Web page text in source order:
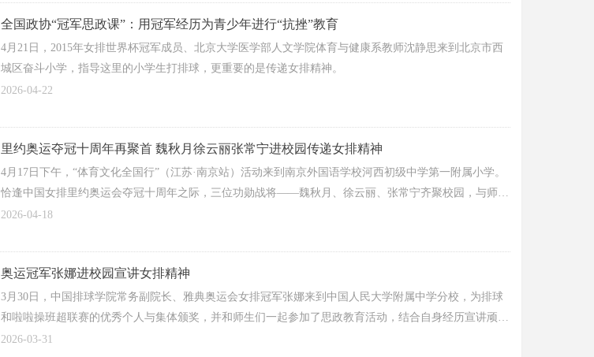
全国政协“冠军思政课”：用冠军经历为青少年进行“抗挫”教育
4月21日，2015年女排世界杯冠军成员、北京大学医学部人文学院体育与健康系教师沈静思来到北京市西
城区奋斗小学，指导这里的小学生打排球，更重要的是传递女排精神。
2026-04-22
里约奥运夺冠十周年再聚首 魏秋月徐云丽张常宁进校园传递女排精神
4月17日下午，“体育文化全国行”（江苏·南京站）活动来到南京外国语学校河西初级中学第一附属小学。
恰逢中国女排里约奥运会夺冠十周年之际，三位功勋战将——魏秋月、徐云丽、张常宁齐聚校园，与师生
们面对面交流，共同传递女排精神的温暖与力量。
2026-04-18
奥运冠军张娜进校园宣讲女排精神
3月30日，中国排球学院常务副院长、雅典奥运会女排冠军张娜来到中国人民大学附属中学分校，为排球
和啦啦操班超联赛的优秀个人与集体颁奖，并和师生们一起参加了思政教育活动，结合自身经历宣讲顽强
拼搏、永不言弃的女排精神。
2026-03-31